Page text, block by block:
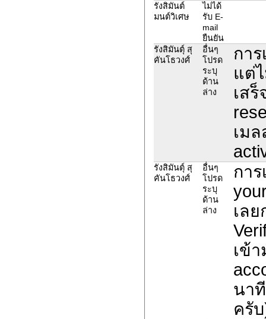
รังสิมันต์
มนต์วิเศษ
ไม่ได้
รับ E-
mail
ยืนยัน
รังสิมันตุ์ สุ
คันโธวงศ์
อื่นๆ
โปรด
ระบุ
ด้าน
ล่าง
กา
แต่
เส
เม
รังสิมันตุ์ สุ
คันโธวงศ์
อื่นๆ
โปรด
ระบุ
ด้าน
ล่าง
กา
เล
เข้
นา
ครั